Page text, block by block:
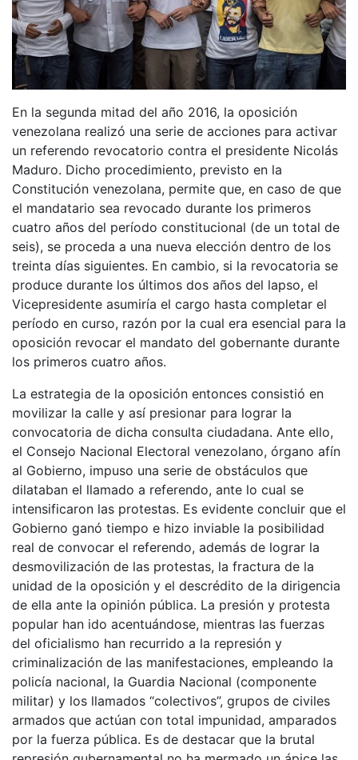
En la segunda mitad del año 2016, la oposición
venezolana realizó una serie de acciones para activar
un referendo revocatorio contra el presidente Nicolás
Maduro. Dicho procedimiento, previsto en la
Constitución venezolana, permite que, en caso de que
el mandatario sea revocado durante los primeros
cuatro años del período constitucional (de un total de
seis), se proceda a una nueva elección dentro de los
treinta días siguientes. En cambio, si la revocatoria se
produce durante los últimos dos años del lapso, el
Vicepresidente asumiría el cargo hasta completar el
período en curso, razón por la cual era esencial para la
oposición revocar el mandato del gobernante durante
los primeros cuatro años.
La estrategia de la oposición entonces consistió en
movilizar la calle y así presionar para lograr la
convocatoria de dicha consulta ciudadana. Ante ello,
el Consejo Nacional Electoral venezolano, órgano afín
al Gobierno, impuso una serie de obstáculos que
dilataban el llamado a referendo, ante lo cual se
intensificaron las protestas. Es evidente concluir que el
Gobierno ganó tiempo e hizo inviable la posibilidad
real de convocar el referendo, además de lograr la
desmovilización de las protestas, la fractura de la
unidad de la oposición y el descrédito de la dirigencia
de ella ante la opinión pública. La presión y protesta
popular han ido acentuándose, mientras las fuerzas
del oficialismo han recurrido a la represión y
criminalización de las manifestaciones, empleando la
policía nacional, la Guardia Nacional (componente
militar) y los llamados “colectivos”, grupos de civiles
armados que actúan con total impunidad, amparados
por la fuerza pública. Es de destacar que la brutal